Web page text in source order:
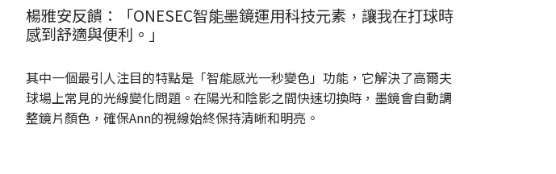
楊雅安反饋：「ONESEC智能墨鏡運用科技元素，讓我在打球時
感到舒適與便利。」
其中一個最引人注目的特點是「智能感光一秒變色」功能，它解決了高爾夫
球場上常見的光線變化問題。在陽光和陰影之間快速切換時，墨鏡會自動調
整鏡片顏色，確保Ann的視線始終保持清晰和明亮。